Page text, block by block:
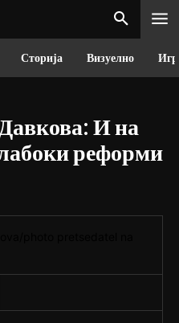
Сторија Визуелно
И на
реформи